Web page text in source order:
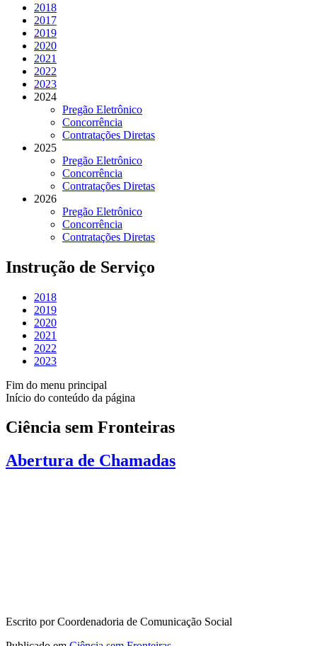
2018
2017
2019
2020
2021
2022
2023
2024
Pregão Eletrônico
Concorrência
Contratações Diretas
2025
Pregão Eletrônico
Concorrência
Contratações Diretas
2026
Pregão Eletrônico
Concorrência
Contratações Diretas
Instrução de Serviço
2018
2019
2020
2021
2022
2023
Fim do menu principal
Início do conteúdo da página
Ciência sem Fronteiras
Abertura de Chamadas
Escrito por Coordenadoria de Comunicação Social